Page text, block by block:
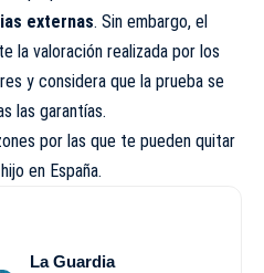
externas. Sin embargo, el
la valoración realizada por los
y considera que la prueba se
las garantías.
por las que te pueden quitar
en España.
La Guardia